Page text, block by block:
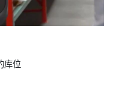
库位